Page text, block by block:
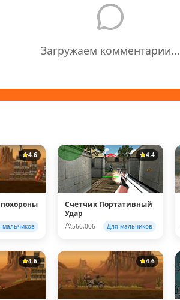
Загружаем комментарии...
4.6
мальчиков
4.4
Счетчик Портативный
Удар
566,006 Для мальчиков
4.6 4.6